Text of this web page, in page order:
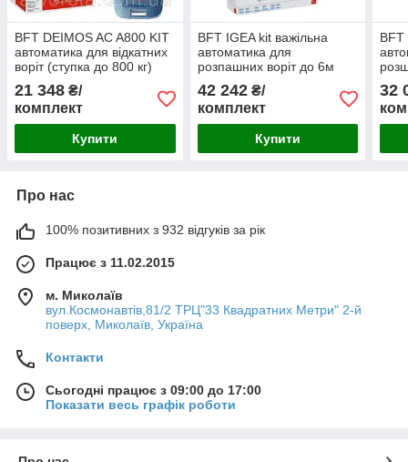
BFT DEIMOS AC A800 KIT
автоматика для відкатних
воріт (ступка до 800 кг)
21 348 ₴/
комплект
Купити
BFT IGEA kit важільна
автоматика для
розпашних воріт до 6м
42 242₴/
комплект
Купити
BFT
32
Про нас
100% позитивних з 932 відгуків за рік
Працює з 11.02.2015
м. Миколаїв
вул.Космонавтів,81/2 ТРЦ"33 Квадратних Метри" 2-й
поверх, Миколаїв, Україна
Контакти
Сьогодні працює з 09:00 до 17:00
Показати весь графік роботи